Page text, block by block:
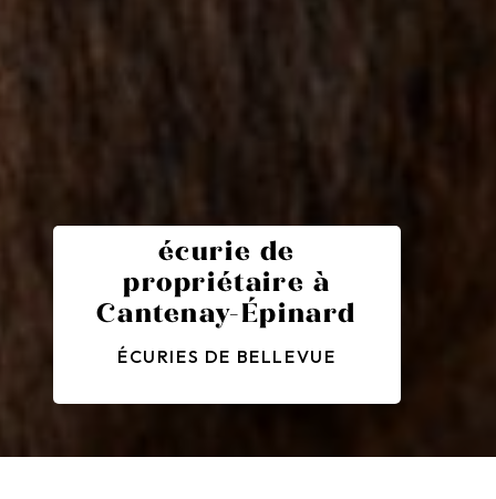
écurie de
propriétaire à
Cantenay-Épinard
ÉCURIES DE BELLEVUE